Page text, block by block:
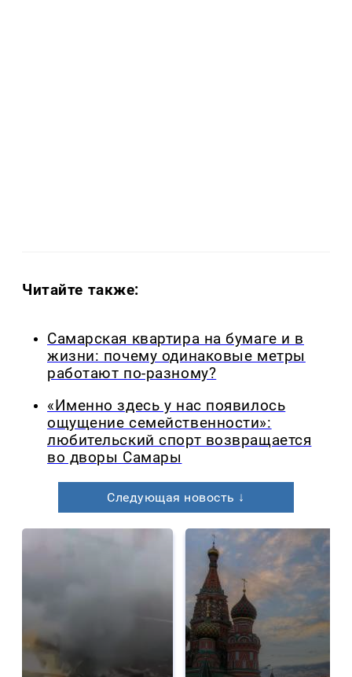
Читайте также:
Самарская квартира на бумаге и в
жизни: почему одинаковые метры
работают по-разному?
«Именно здесь у нас появилось
ощущение семейственности»:
любительский спорт возвращается
во дворы Самары
Следующая новость ↓